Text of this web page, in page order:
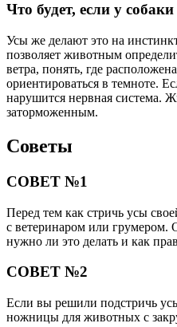
Что будет, если у собаки
Усы же делают это на
позволяет животным
ветра, понять, где
ориентироваться в темноте.
нарушится нервная система.
заторможенным.
Советы
СОВЕТ №1
Перед тем как стричь усы
с ветеринаром или грумером.
нужно ли это делать и как
СОВЕТ №2
Если вы решили подстричь
ножницы для животных с